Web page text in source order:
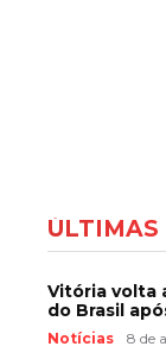
ÚLTIMAS
Vitória volta
do Brasil
Notícias 8 de